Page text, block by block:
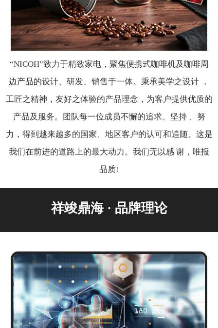
“NICOH”致力于精致家电，聚焦便携式咖啡机及咖啡周
边产品的设计、研发、销售于一体。秉承美学之设计 ，
工匠之精神，友好之体验的产品理念，为客户提供优质的
产品及服务。团队每一位成员不懈的追求、坚持 、努
力，得到越来越多的国家、地区客户的认可和追随。这是
我们在前进的道路上的最大动力。我们无以感 谢，唯报
品质!
祥竣鼎海 · 品牌理论